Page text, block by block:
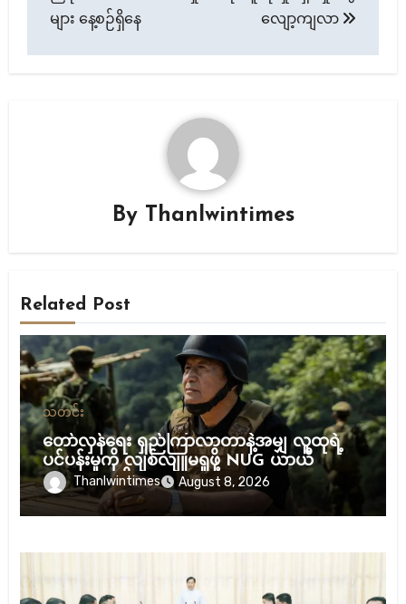
များ နေ့စဉ်ရှိနေ
လျော့ကျလာ
By Thanlwintimes
Related Post
သတင်း
တော်လှန်ရေး ရှည်ကြာလာတာနဲ့အမျှ လူထုရဲ့
ပင်ပန်းမှုကို လျစ်လျူမရှုဖို့ NUG ယာယီ
သမ္မတ သတိပေး
Thanlwintimes August 8, 2026